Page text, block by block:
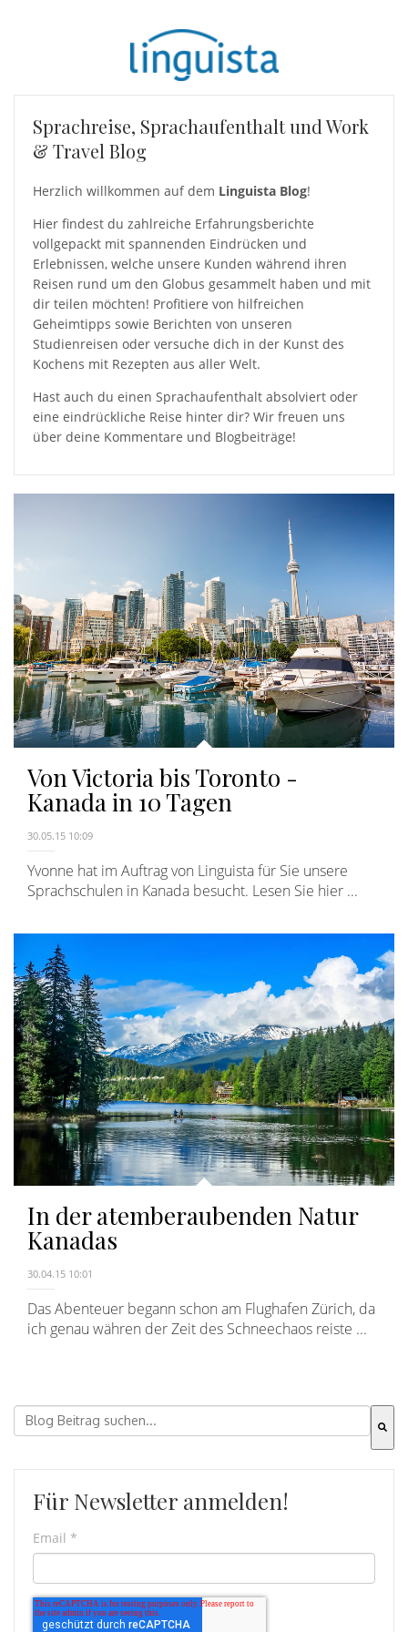
Sprachreise, Sprachaufenthalt und Work
& Travel Blog
Herzlich willkommen auf dem Linguista Blog!
Hier findest du zahlreiche Erfahrungsberichte
vollgepackt mit spannenden Eindrücken und
Erlebnissen, welche unsere Kunden während ihren
Reisen rund um den Globus gesammelt haben und mit
dir teilen möchten! Profitiere von hilfreichen
Geheimtipps sowie Berichten von unseren
Studienreisen oder versuche dich in der Kunst des
Kochens mit Rezepten aus aller Welt.
Hast auch du einen Sprachaufenthalt absolviert oder
eine eindrückliche Reise hinter dir? Wir freuen uns
über deine Kommentare und Blogbeiträge!
Von Victoria bis Toronto -
Kanada in 10 Tagen
30.05.15 10:09
Yvonne hat im Auftrag von Linguista für Sie unsere
Sprachschulen in Kanada besucht. Lesen Sie hier ...
In der atemberaubenden Natur
Kanadas
30.04.15 10:01
Das Abenteuer begann schon am Flughafen Zürich, da
ich genau währen der Zeit des Schneechaos reiste ...
Dies ist ein Suchfeld mit einer automatischen
Für Newsletter anmelden!
Email *